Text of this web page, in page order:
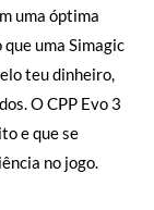
uma óptima
uma Simagic
teu dinheiro,
O CPP Evo 3
e que se
no jogo.